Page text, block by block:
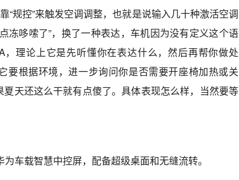
“规控”来触发空调调整，也就是说输入几十种激活空调
冻哆嗦了”，换了一种表达，车机因为没有定义这个语
理论上它是先听懂你在表达什么，然后再帮你做处
要根据环境，进一步询问你是否需要开座椅加热或关
天还这么干就有点傻了。具体表现怎么样，当然要等
车载智慧中控屏，配备超级桌面和无缝流转。